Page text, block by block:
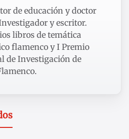
de educación y doctor
y escritor.
libros de temática
flamenco y I Premio
de Investigación de